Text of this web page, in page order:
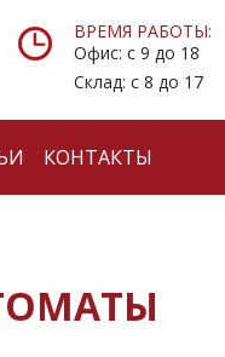
ВРЕМЯ РАБОТЫ:
Офис: с 9 до 18
Склад: с 8 до 17
КОНТАКТЫ